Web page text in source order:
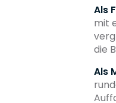
Als
mit
die
Als